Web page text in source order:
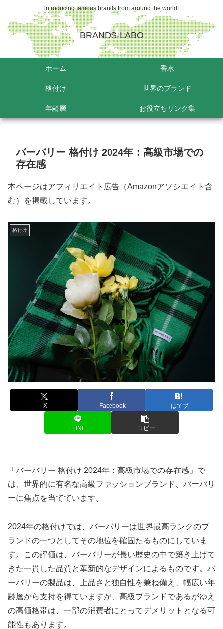
lntroducing famous brands from around the world.
BRANDS-LABO
ホーム 香水
格付け 世界のブランド
年齢層 お役立ちリンク集
バーバリー 格付け 2024年：高級市場での
存在感
本ページはアフィリエイト広告（Amazonアソシエイト含
む）を掲載しています。
格付け
X Facebook はてブ
LINE コピー
「バーバリー 格付け 2024年：高級市場での存在感」で
は、世界的に有名な高級ファッションブランド、バーバリ
ーに焦点を当てています。
2024年の格付けでは、バーバリーは世界最高ランクのブ
ランドの一つとしてその地位を確固たるものにしていま
す。この評価は、バーバリーが長い歴史の中で築き上げて
きた一貫した品質と革新的なデザインによるものです。バ
ーバリーの製品は、上品さと独自性を兼ね備え、幅広い年
齢層から支持を得ていますが、高級ブランドであるがゆえ
の高価格帯は、一部の消費者にとってデメリットとなる可
能性もあります。